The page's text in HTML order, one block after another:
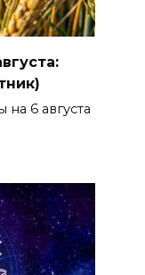
6 августа